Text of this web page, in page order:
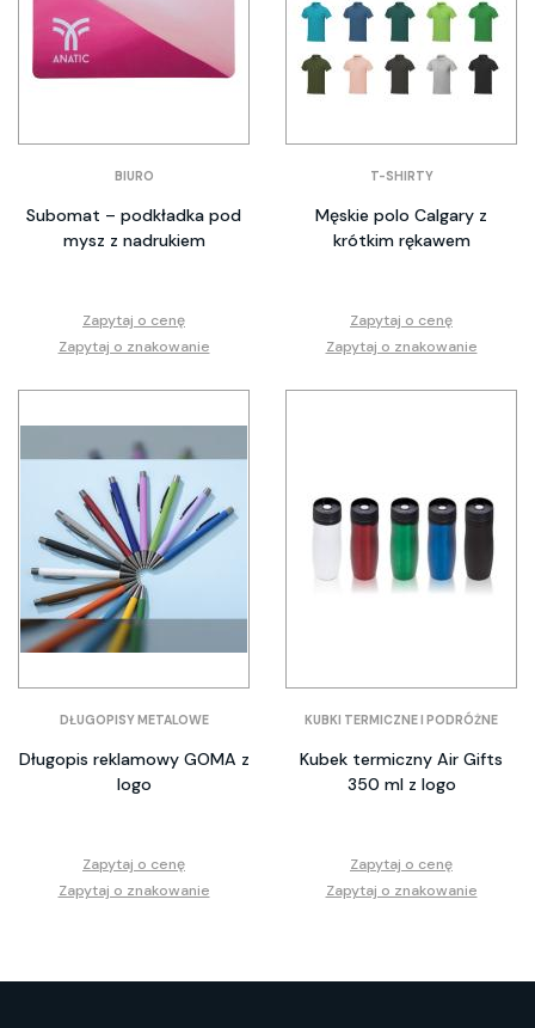
BIURO
Subomat – podkładka pod
mysz z nadrukiem
Zapytaj o cenę
Zapytaj o znakowanie
T-SHIRTY
Męskie polo Calgary z
krótkim rękawem
Zapytaj o cenę
Zapytaj o znakowanie
DŁUGOPISY METALOWE
Długopis reklamowy GOMA z
logo
Zapytaj o cenę
Zapytaj o znakowanie
KUBKI TERMICZNE I PODRÓŻNE
Kubek termiczny Air Gifts
350 ml z logo
Zapytaj o cenę
Zapytaj o znakowanie